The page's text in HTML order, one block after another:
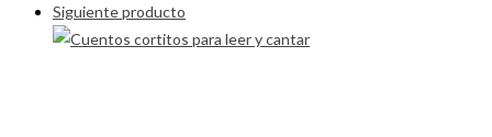
Siguiente producto